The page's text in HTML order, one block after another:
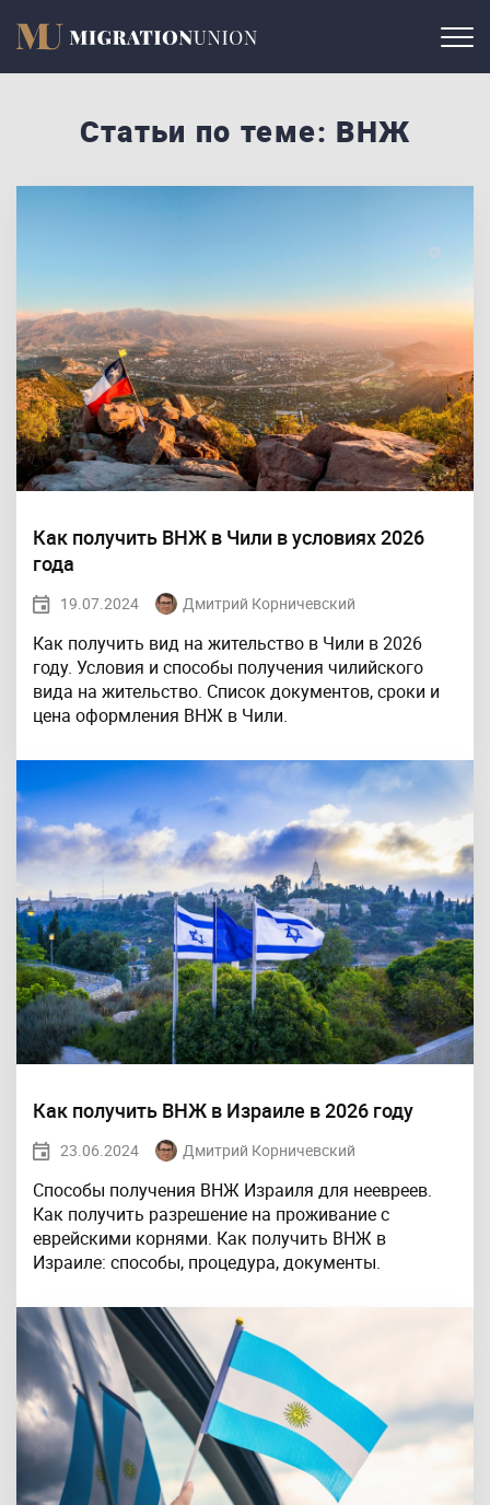
Статьи по теме: ВНЖ
Как получить ВНЖ в Чили в условиях 2026
года
19.07.2024 Дмитрий Корничевский
Как получить вид на жительство в Чили в 2026
году. Условия и способы получения чилийского
вида на жительство. Список документов, сроки и
цена оформления ВНЖ в Чили.
Как получить ВНЖ в Израиле в 2026 году
23.06.2024 Дмитрий Корничевский
Способы получения ВНЖ Израиля для неевреев.
Как получить разрешение на проживание с
еврейскими корнями. Как получить ВНЖ в
Израиле: способы, процедура, документы.